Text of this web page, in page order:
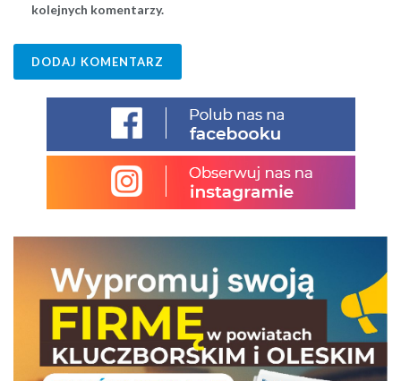
kolejnych komentarzy.